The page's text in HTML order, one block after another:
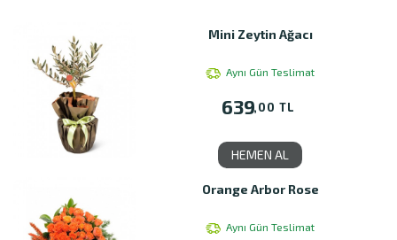
Mini Zeytin Ağacı
Aynı Gün Teslimat
639,00 TL
HEMEN AL
Orange Arbor Rose
Aynı Gün Teslimat